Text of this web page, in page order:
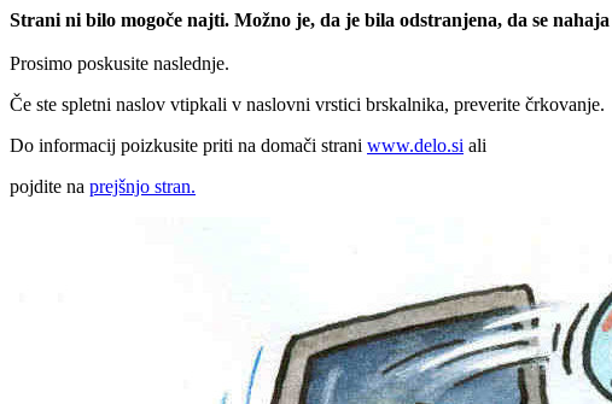
Strani ni bilo mogoče najti. Možno je, da je bila odstranjena, da se
Prosimo poskusite naslednje.
Če ste spletni naslov vtipkali v naslovni vrstici brskalnika, preverite črkovanje.
Do informacij poizkusite priti na domači strani www.delo.si ali
pojdite na prejšnjo stran.